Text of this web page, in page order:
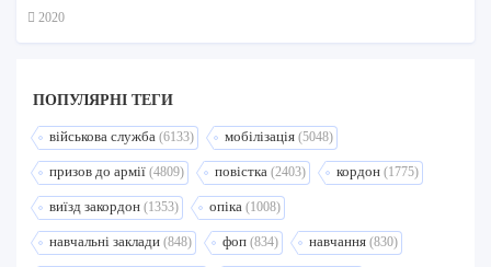
ПОПУЛЯРНI ТЕГИ
військова служба (6133) мобілізація (5048)
призов до армії (4809) повістка (2403) кордон (1775)
виїзд закордон (1353) опіка (1008)
навчальні заклади (848) фоп (834) навчання (830)
2020